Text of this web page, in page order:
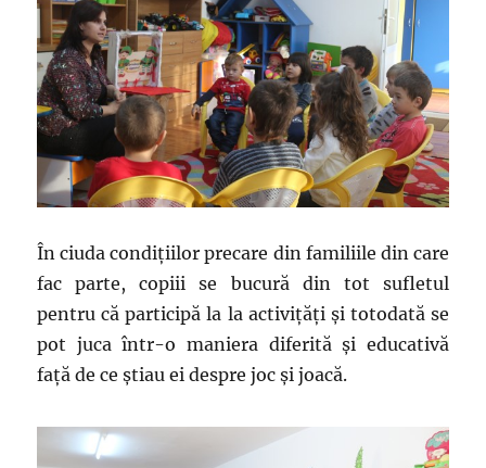
În ciuda condițiilor precare din familiile din care
fac parte, copiii se bucură din tot sufletul
pentru că participă la la activițăți și totodată se
pot juca într-o maniera diferită și educativă
față de ce știau ei despre joc și joacă.